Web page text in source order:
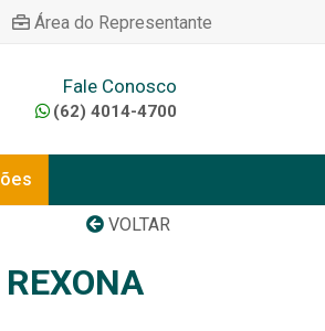
Área do Representante
Fale Conosco
(62) 4014-4700
VOLTAR